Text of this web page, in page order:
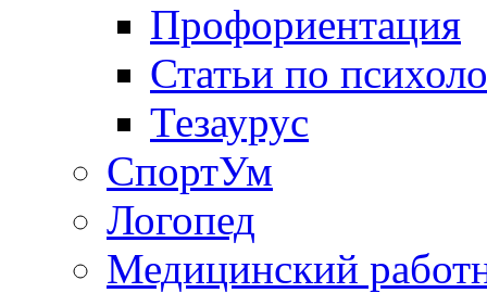
Профориентация
Статьи по
Тезаурус
СпортУм
Логопед
Медицинский